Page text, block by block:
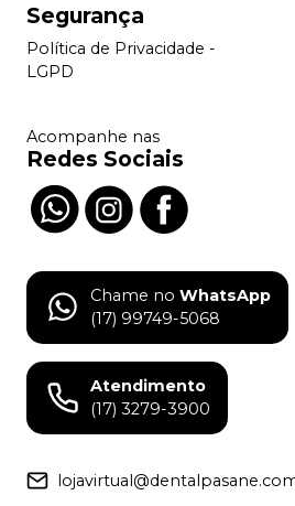
Segurança
Política de Privacidade -
LGPD
Acompanhe nas
Redes Sociais
Chame no WhatsApp
(17) 99749-5068
Atendimento
(17) 3279-3900